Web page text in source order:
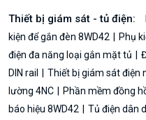
Thiết bị giám sát - tủ điện:
kiện để gắn đèn 8WD42
Phụ
điện đa năng loại gắn mặt tủ
DIN rail
Thiết bị giám sát điện
lường 4NC
Phần mềm đồng
báo hiệu 8WD42
Tủ điện dân